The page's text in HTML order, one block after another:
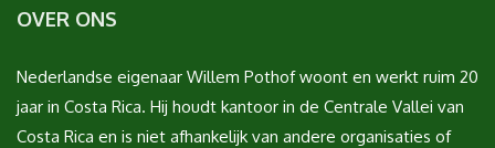
OVER ONS
Nederlandse eigenaar Willem Pothof woont en werkt ruim 20
jaar in Costa Rica. Hij houdt kantoor in de Centrale Vallei van
Costa Rica en is niet afhankelijk van andere organisaties of